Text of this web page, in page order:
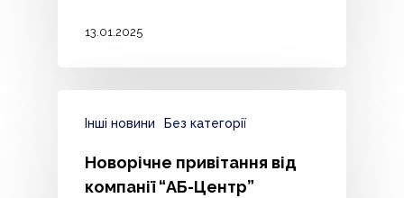
13.01.2025
Інші новини Без категорії
Новорічне привітання від
компанії “АБ-Центр”